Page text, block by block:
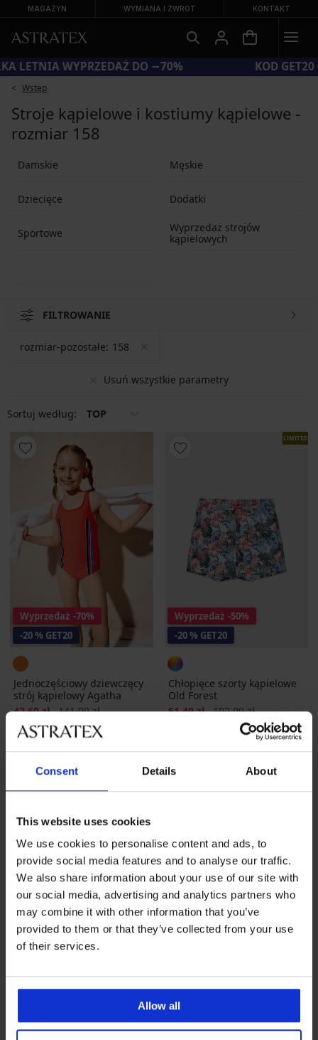
Consent Details About
This website uses cookies
We use cookies to personalise content and ads, to
provide social media features and to analyse our traffic.
We also share information about your use of our site with
our social media, advertising and analytics partners who
may combine it with other information that you’ve
provided to them or that they’ve collected from your use
of their services.
Allow all
MAGAZYN WYMIANA I ZWROT KONTAKT
WIELKA LETNIA WYPRZEDAŻ DO −70%
Wstęp
Stroje kąpielowe i kostiumy kąpielowe -
rozmiar 158
Damskie Męskie
Dziecięce Dodatki
Sportowe
Wyprzedaż strojów
kąpielowych
FILTROWANIE
Usuń wszystkie parametry
rozmiar-pozostałe: 158
Sortuj według: TOP
Wyprzedaż -70%
-20 % GET20
Jednoczęściowy dziewczęcy
strój kąpielowy Agatha
Zniżka
42,60 złPierwotna cena
141,99 zł
34,08 złkodGET20
LIMITED
Wyprzedaż -50%
-20 % GET20
Chłopięce szorty kąpielowe
Old Forest
Zniżka
51,49 złPierwotna cena
102,99 zł
GET20
Najpopularniejsze marki
Astratex
MEN-A Dorina Madora
Najczęściej wybierane kolory
wielobarwny
czarny niebieski różowy
L
M XL XXL